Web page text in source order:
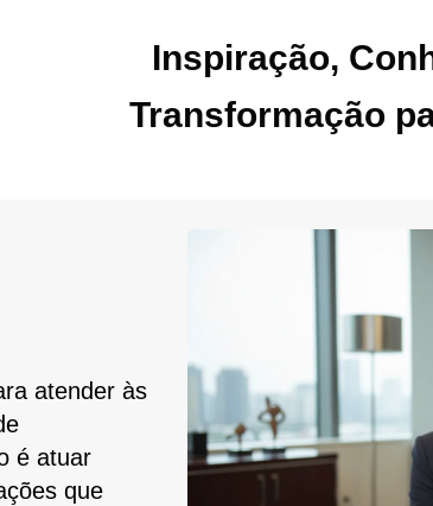
Inspiração,
Transformação
atender às
é atuar
que